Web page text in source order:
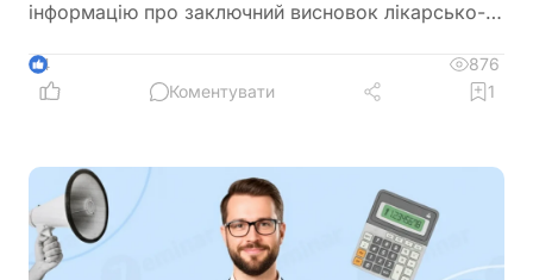
інформацію про заключний висновок лікарсько-
4
876
Коментувати
1